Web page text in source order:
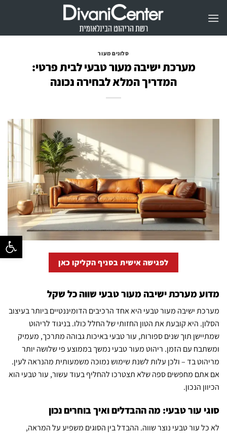
פתח
סלונים מעור
מערכת ישיבה מעור טבעי לבית פרטי:
המדריך המלא לבחירה נכונה
לפגישה אישית בסניף הקליקו כאן
מדוע מערכת ישיבה מעור טבעי שווה כל שקל
מערכת ישיבה מעור טבעי היא אחד הרכיבים הדומיננטיים ביותר בעיצוב
הסלון. היא קובעת את הטון החזותי של החלל כולו. בניגוד לריהוט
שמתיישן תוך שנים ספורות, עור טבעי באיכות גבוהה מתרכך, מעמיק
ומשתבח עם הזמן. ריהוט מעור טבעי נמשך בממוצע פי שלושה יותר
מריהוט בד – ולכן עלות לשנת שימוש נמוכה משמעותית מהנראה לעין.
אם אתם מחפשים ספה שלא תצטרכו להחליף בעוד עשור, עור טבעי הוא
הכיוון הנכון.
סוגי עור טבעי: מה ההבדלים ואיך בוחרים נכון
לא כל עור טבעי נוצר שווה. ההבדל בין הסוגים משפיע על המראה,